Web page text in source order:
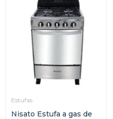
Estufas
Nisato Estufa a gas de